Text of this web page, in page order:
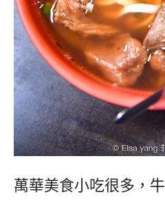
萬華美食小吃很多，